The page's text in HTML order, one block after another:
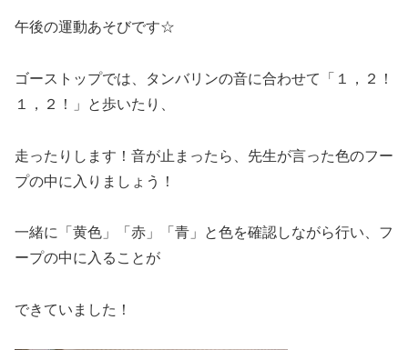
午後の運動あそびです☆
ゴーストップでは、タンバリンの音に合わせて「１，２！
１，２！」と歩いたり、
走ったりします！音が止まったら、先生が言った色のフー
プの中に入りましょう！
一緒に「黄色」「赤」「青」と色を確認しながら行い、フ
ープの中に入ることが
できていました！